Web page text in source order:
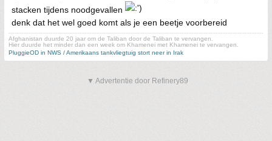
stacken tijdens noodgevallen
denk dat het wel goed komt als je een beetje voorbereid
Afghanistan duurde 20 jaar om de Taliban door de Taliban te vervangen.
Hier duurde het minder dan een week om Khamenei met Khamenei te vervangen.
PluggieOD in NWS / Amerikaans tankvliegtuig stort neer in Irak
▼ Advertentie door Refinery89